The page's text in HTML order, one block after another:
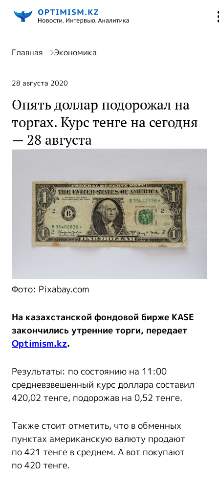
Главная Экономика
28 августа 2020
Опять доллар подорожал на
торгах. Курс тенге на сегодня
— 28 августа
Фото: Pixabay.com
На казахстанской фондовой бирже KASE
закончились утренние торги, передает
Optimism.kz.
Результаты: по состоянию на 11:00
средневзвешенный курс доллара составил
420,02 тенге, подорожав на 0,52 тенге.
Также стоит отметить, что в обменных
пунктах американскую валюту продают
по 421 тенге в среднем. А вот покупают
по 420 тенге.